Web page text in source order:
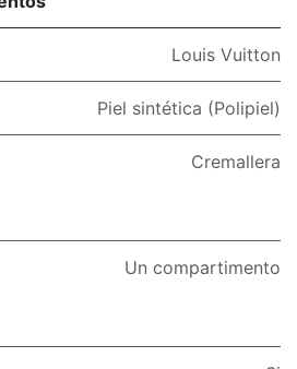
Louis Vuitton
Piel sintética (Polipiel)
Cremallera
Un compartimento